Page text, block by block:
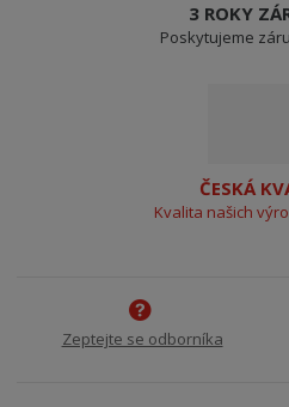
3 ROKY
Poskytujeme
ČESKÁ
Kvalita našich
Zeptejte se odborníka